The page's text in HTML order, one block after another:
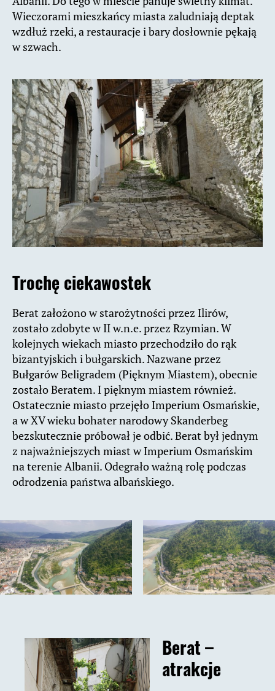
Wieczorami mieszkańcy miasta zaludniają deptak
wzdłuż rzeki, a restauracje i bary dosłownie pękają
w szwach.
Trochę ciekawostek
Berat założono w starożytności przez Ilirów,
zostało zdobyte w II w.n.e. przez Rzymian. W
kolejnych wiekach miasto przechodziło do rąk
bizantyjskich i bułgarskich. Nazwane przez
Bułgarów Beligradem (Pięknym Miastem), obecnie
zostało Beratem. I pięknym miastem również.
Ostatecznie miasto przejęło Imperium Osmańskie,
a w XV wieku bohater narodowy Skanderbeg
bezskutecznie próbował je odbić. Berat był jednym
z najważniejszych miast w Imperium Osmańskim
na terenie Albanii. Odegrało ważną rolę podczas
odrodzenia państwa albańskiego.
Berat –
atrakcje